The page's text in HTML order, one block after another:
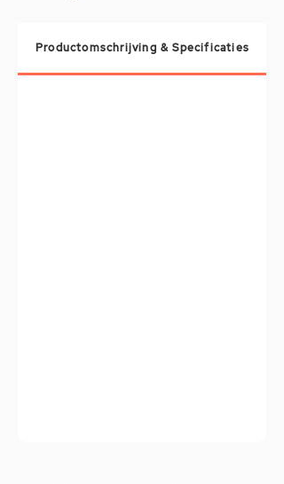
Productomschrijving & Specificaties